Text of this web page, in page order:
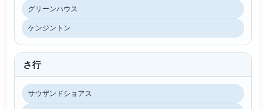
グリーンハウス
ケンジントン
さ行
サウザンドショアス